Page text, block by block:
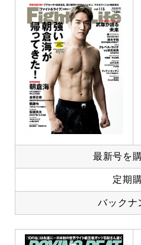
最新号を
定期
バックナ